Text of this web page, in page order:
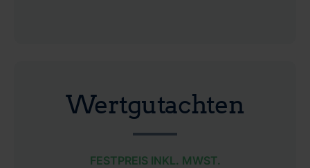
Wertgutachten
FESTPREIS INKL. MWST.